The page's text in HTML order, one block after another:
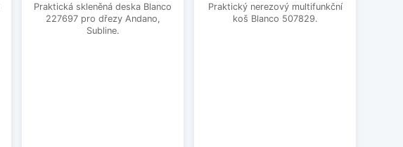
Praktická skleněná deska Blanco
227697 pro dřezy Andano,
Subline.
Praktický nerezový multifunkční
koš Blanco 507829.